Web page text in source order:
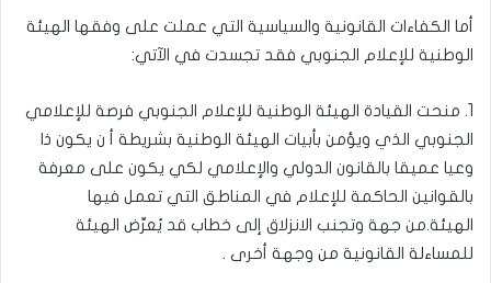
أما الكفاءات القانونية والسياسية التي عملت على وفقها الهيئة
الوطنية للإعلام الجنوبي فقد تجسدت في الآتي:
1. منحت القيادة الهيئة الوطنية للإعلام الجنوبي فرصة للإعلامي
الجنوبي الذي ويؤمن بأبيات الهيئة الوطنية بشريطة أ ن يكون ذا
وعيا عميقا بالقانون الدولي والإعلامي لكي يكون على معرفة
بالقوانين الحاكمة للإعلام في المناطق التي تعمل فيها
الهيئة.من جهة وتجنب الانزلاق إلى خطاب قد يُعرِّض الهيئة
للمساءلة القانونية من وجهة أخرى .